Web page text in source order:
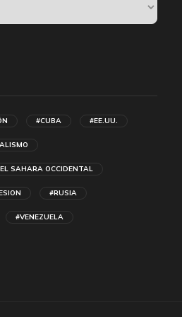
#CUBA #EE.UU.
SAHARA OCCIDENTAL
#RUSIA
#VENEZUELA